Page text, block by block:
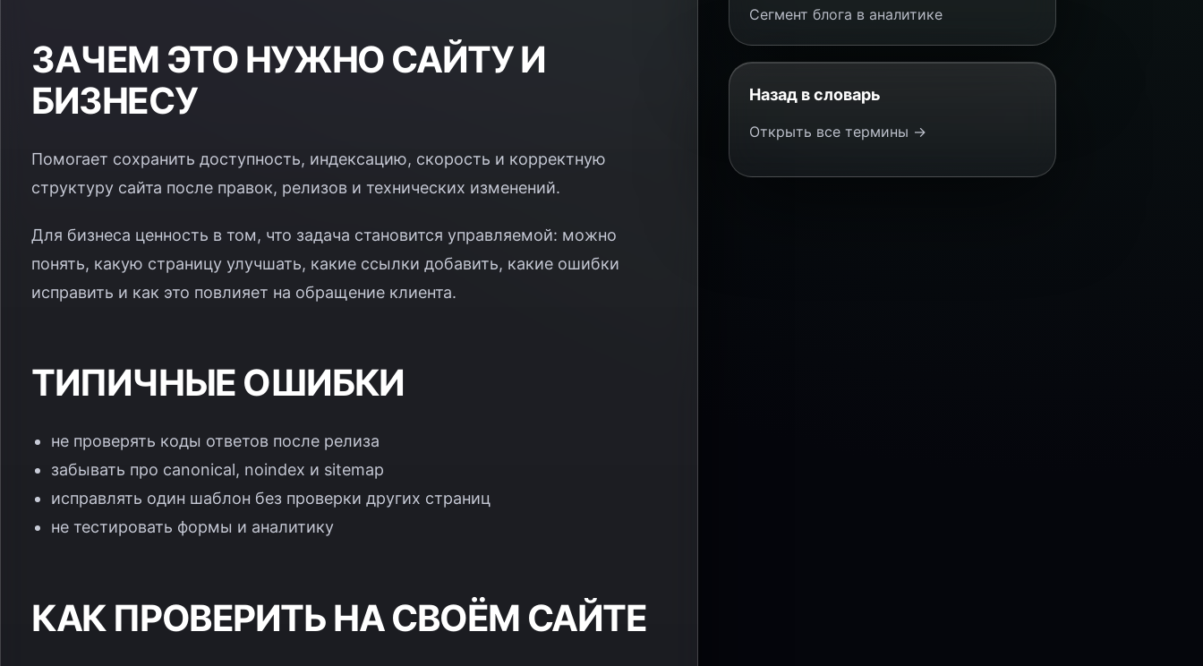
ЗАЧЕМ ЭТО НУЖНО САЙТУ И
БИЗНЕСУ
Помогает сохранить доступность, индексацию, скорость и корректную
структуру сайта после правок, релизов и технических изменений.
Для бизнеса ценность в том, что задача становится управляемой: можно
понять, какую страницу улучшать, какие ссылки добавить, какие ошибки
исправить и как это повлияет на обращение клиента.
ТИПИЧНЫЕ ОШИБКИ
не проверять коды ответов после релиза
забывать про canonical, noindex и sitemap
исправлять один шаблон без проверки других страниц
не тестировать формы и аналитику
КАК ПРОВЕРИТЬ НА СВОЁМ САЙТЕ
Сегмент блога в аналитике
Назад в словарь
Открыть все термины →